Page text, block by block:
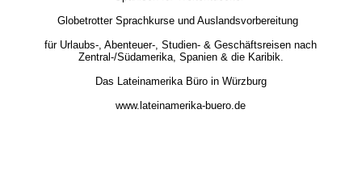
Globetrotter Sprachkurse und Auslandsvorbereitung
für Urlaubs-, Abenteuer-, Studien- & Geschäftsreisen nach
Zentral-/Südamerika, Spanien & die Karibik.
Das Lateinamerika Büro in Würzburg
www.lateinamerika-buero.de